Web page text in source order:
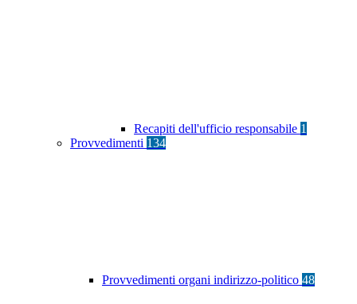
Recapiti dell'ufficio responsabile 1
Provvedimenti 134
Provvedimenti organi indirizzo-politico 48